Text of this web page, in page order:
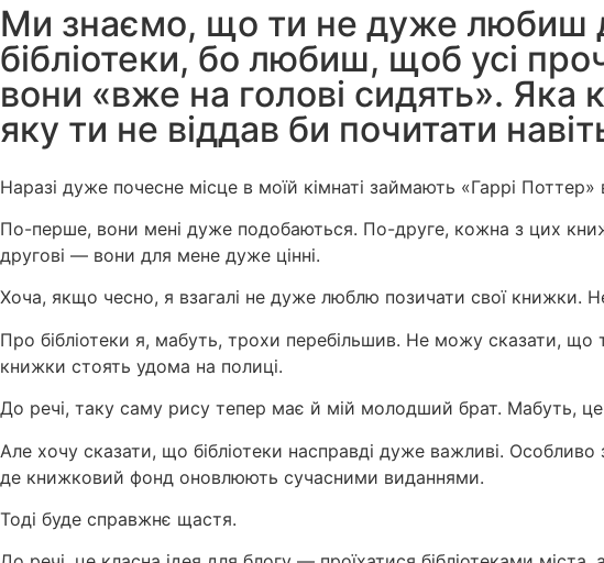
Ми знаємо, що ти не дуже любиш
бібліотеки, бо любиш, щоб усі
вони «вже на голові сидять». Яка
яку ти не віддав би почитати
Наразі дуже почесне місце в моїй кімнаті займають «Гаррі
По-перше, вони мені дуже подобаються. По-друге, кожна з цих
другові — вони для мене дуже цінні.
Хоча, якщо чесно, я взагалі не дуже люблю позичати свої книжки.
Про бібліотеки я, мабуть, трохи перебільшив. Не можу сказати, що
книжки стоять удома на полиці.
До речі, таку саму рису тепер має й мій молодший брат. Мабуть, це
Але хочу сказати, що бібліотеки насправді дуже важливі.
де книжковий фонд оновлюють сучасними виданнями.
Тоді буде справжнє щастя.